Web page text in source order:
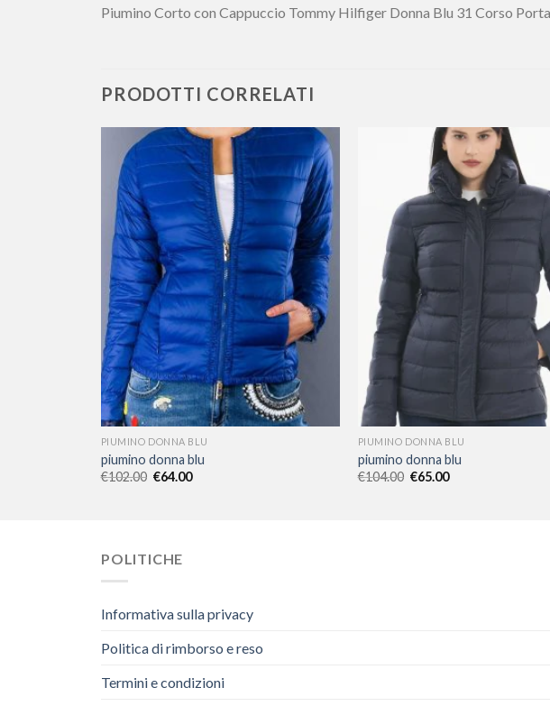
Piumino Corto con Cappuccio Tommy Hilfiger Donna Blu 31 Corso
PRODOTTI CORRELATI
PIUMINO DONNA BLU
piumino donna blu
€102.00 €64.00
PIUMINO DONNA BLU
piumino donna blu
€104.00 €65.00
POLITICHE
Informativa sulla privacy
Politica di rimborso e reso
Termini e condizioni